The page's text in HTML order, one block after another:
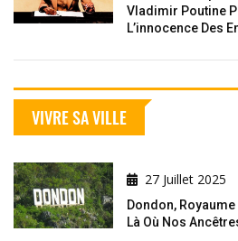
Vladimir Poutine
L’innocence Des
VIVRE SA VILLE
27 Juillet 2025
Dondon, Royaume
Là Où Nos